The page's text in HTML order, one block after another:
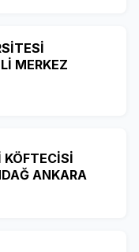
MERKEZ
KÖFTECİSİ
ANKARA